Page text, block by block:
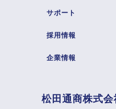
サポート
採用情報
企業情報
松田通商株式会